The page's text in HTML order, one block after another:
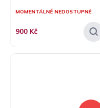
MOMENTÁLNĚ NEDOSTUPNÉ
900 Kč